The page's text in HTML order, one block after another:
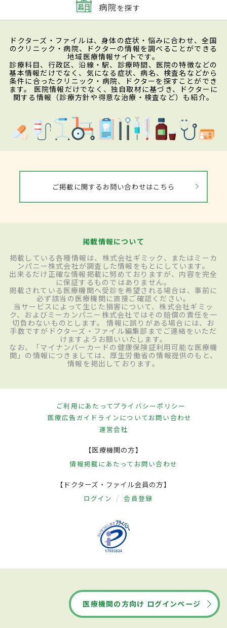
病院を探す
ドクターズ・ファイルは、身体の症状・悩みに合わせ、全国
のクリニック・病院、ドクターの情報を調べることができる
地域医療情報サイトです。
診療科目、行政区、沿線・駅、診療時間、医院の特徴などの
基本情報だけでなく、気になる症状、病名、検査名などから
条件に合ったクリニック・病院、ドクターを探すことができ
ます。 医院情報だけでなく、独自取材に基づき、ドクターに
関する情報（診療方針や得意な治療・検査など）も紹介。
ご掲載に関するお問い合わせはこちら
掲載情報について
掲載している各種情報は、株式会社ギミック、またはミーカ
ンパニー株式会社が調査した情報をもとにしています。
出来るだけ正確な情報掲載に努めておりますが、内容を完全
に保証するものではありません。
掲載されている医療機関へ受診を希望される場合は、事前に
必ず該当の医療機関に直接ご確認ください。
当サービスによって生じた損害について、株式会社ギミッ
ク、およびミーカンパニー株式会社ではその賠償の責任を一
切負わないものとします。 情報に誤りがある場合には、お
手数ですがドクターズ・ファイル編集部までご連絡をいただ
けますようお願いいたします。
なお、「マイナンバーカードの健康保険証利用可能な医療機
関」の情報につきましては、厚生労働省の情報提供のもと、
情報を掲出しております。
ご利用にあたってプライバシーポリシー
医療広告ガイドラインについてお問い合わせ
運営会社
【医療機関の方】
情報掲載にあたって お問い合わせ
【ドクターズ・ファイル会員の方】
ログイン 会員登録
医療機関の方向け ログインページ